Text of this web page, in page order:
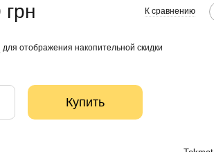
К сравнению
для отображения накопительной скидки
Купить